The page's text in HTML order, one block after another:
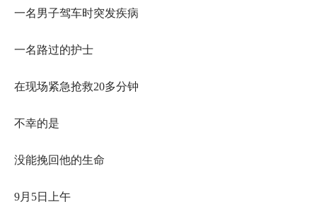
一名男子驾车时突发疾病
一名路过的护士
在现场紧急抢救20多分钟
不幸的是
没能挽回他的生命
9月5日上午